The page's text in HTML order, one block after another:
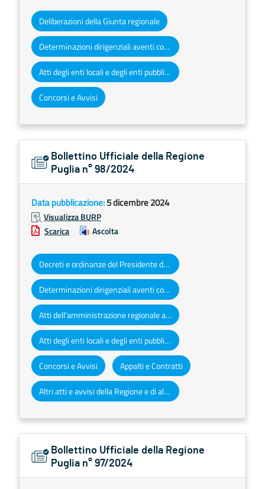
Deliberazioni della Giunta regionale
Determinazioni dirigenziali aventi contenuto di interesse generale
Atti degli enti locali e degli enti pubblici e privati
Concorsi e Avvisi
Bollettino Ufficiale della Regione
Puglia n° 98/2024
Data pubblicazione:5 dicembre 2024
Visualizza BURP
Scarica
Ascolta
Decreti e ordinanze del Presidente della Giunta regionale
Determinazioni dirigenziali aventi contenuto di interesse generale
Atti dell'amministrazione regionale ad obbligo di pubblicazione
Atti degli enti locali e degli enti pubblici e privati
Concorsi e Avvisi Appalti e Contratti
Altri atti e avvisi della Regione e di altri enti pubblici che interessano la collettività regionale
Bollettino Ufficiale della Regione
Puglia n° 97/2024